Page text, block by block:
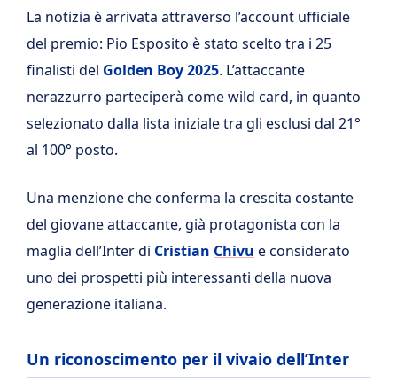
La notizia è arrivata attraverso l’account ufficiale
del premio: Pio Esposito è stato scelto tra i 25
finalisti del Golden Boy 2025. L’attaccante
nerazzurro parteciperà come wild card, in quanto
selezionato dalla lista iniziale tra gli esclusi dal 21°
al 100° posto.
Una menzione che conferma la crescita costante
del giovane attaccante, già protagonista con la
maglia dell’Inter di Cristian Chivu e considerato
uno dei prospetti più interessanti della nuova
generazione italiana.
Un riconoscimento per il vivaio dell’Inter